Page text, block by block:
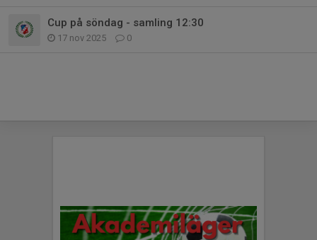
Cup på söndag - samling 12:30
17 nov 2025 0